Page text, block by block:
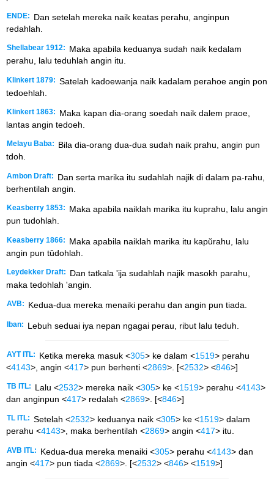
ENDE:
Dan setelah mereka naik keatas perahu, anginpun
redahlah.
Shellabear 1912:
Maka apabila keduanya sudah naik kedalam
perahu, lalu teduhlah angin itu.
Klinkert 1879: Satelah kadoewanja naik kadalam perahoe angin pon
tedoehlah.
Klinkert 1863:
Maka kapan dia-orang soedah naik dalem praoe,
lantas angin tedoeh.
Melayu Baba:
Bila dia-orang dua-dua sudah naik prahu, angin pun
tdoh.
Ambon Draft:
Dan serta marika itu sudahlah najik di dalam pa-rahu,
berhentilah angin.
Keasberry 1853:
Maka apabila naiklah marika itu kuprahu, lalu angin
pun tudohlah.
Keasberry 1866:
Maka apabila naiklah marika itu kapŭrahu, lalu
angin pun tŭdohlah.
Leydekker Draft:
Dan tatkala 'ija sudahlah najik masokh parahu,
maka tedohlah 'angin.
AVB: Kedua-dua mereka menaiki perahu dan angin pun tiada.
Iban: Lebuh seduai iya nepan ngagai perau, ribut lalu teduh.
AYT ITL: Ketika mereka masuk <305> ke dalam <1519> perahu
<4143>, angin <417> pun berhenti <2869>. [<2532> <846>]
TB ITL: Lalu <2532> mereka naik <305> ke <1519> perahu <4143>
dan anginpun <417> redalah <2869>. [<846>]
TL ITL: Setelah <2532> keduanya naik <305> ke <1519> dalam
perahu <4143>, maka berhentilah <2869> angin <417> itu.
AVB ITL: Kedua-dua mereka menaiki <305> perahu <4143> dan
angin <417> pun tiada <2869>. [<2532> <846> <1519>]